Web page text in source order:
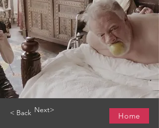
< Back Next>
Home